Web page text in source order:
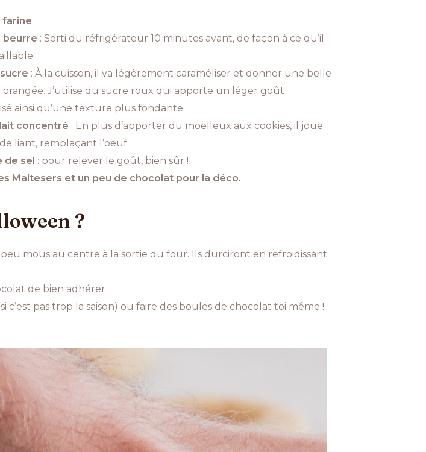
farine
beurre : Sorti du réfrigérateur 10 minutes avant, de façon à ce qu’il
: À la cuisson, il va légèrement caraméliser et donner une belle
J’utilise du sucre roux qui apporte un léger goût
ainsi qu’une texture plus fondante.
concentré : En plus d’apporter du moelleux aux cookies, il joue
liant, remplaçant l’oeuf.
de sel : pour relever le goût, bien sûr !
Maltesers et un peu de chocolat pour la déco.
?
mous au centre à la sortie du four. Ils durciront en refroidissant.
de bien adhérer
pas trop la saison) ou faire des boules de chocolat toi même !